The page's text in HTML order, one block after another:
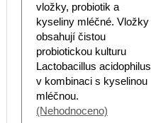
vložky, probiotik a
kyseliny mléčné. Vložky
obsahují čistou
probiotickou kulturu
Lactobacillus acidophilus
v kombinaci s kyselinou
mléčnou.
(Nehodnoceno)